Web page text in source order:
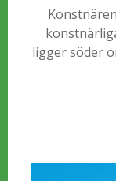
ligger söder